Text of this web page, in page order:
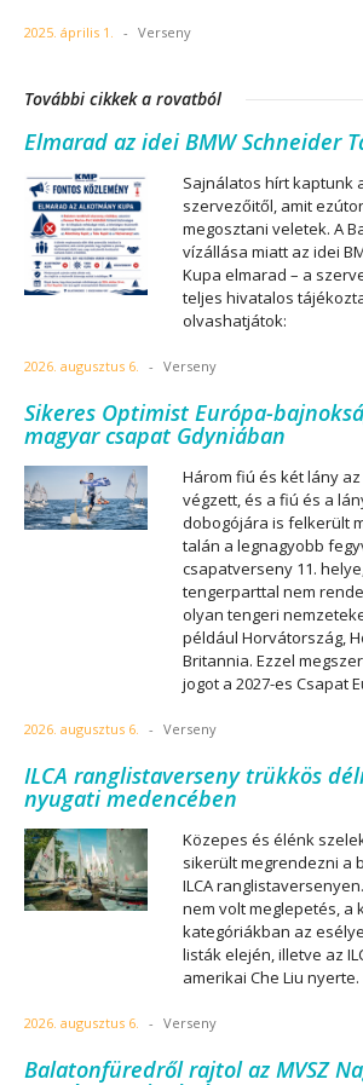
2025. április 1. - Verseny
További cikkek a rovatból
Elmarad az idei BMW Schneider
Sajnálatos hírt kaptunk
szervezőitől, amit
megosztani veletek. A
vízállása miatt az idei
Kupa elmarad – a
teljes hivatalos
olvashatjátok:
2026. augusztus 6. - Verseny
Sikeres Optimist Európa-
magyar csapat Gdyniában
Három fiú és két lány
végzett, és a fiú és a
dobogójára is felkerült
talán a legnagyobb
csapatverseny 11.
tengerparttal nem
olyan tengeri
például Horvátország,
Britannia. Ezzel
jogot a 2027-es Csapat
2026. augusztus 6. - Verseny
ILCA ranglistaverseny trükkös
nyugati medencében
Közepes és élénk
sikerült megrendezni a
ILCA
nem volt meglepetés, a
kategóriákban az
listák elején, illetve az
amerikai Che Liu nyerte.
2026. augusztus 6. - Verseny
Balatonfüredről rajtol az MVSZ